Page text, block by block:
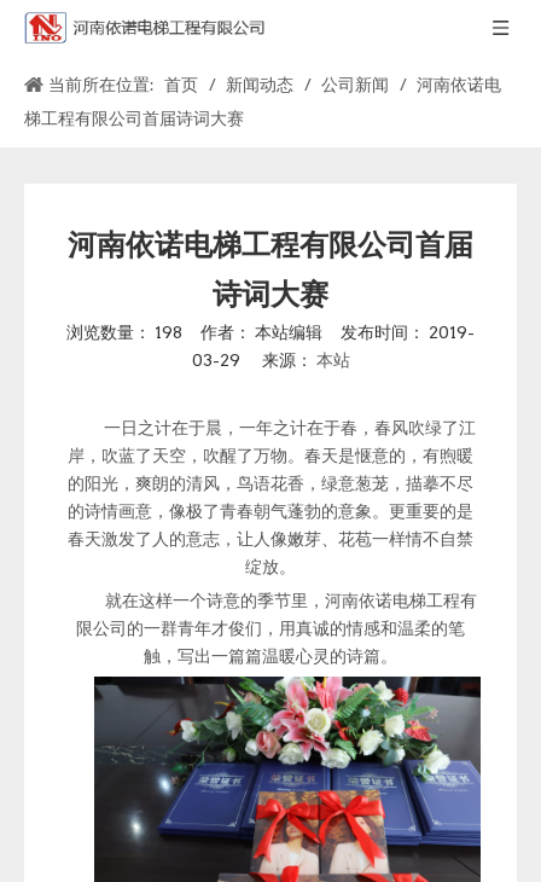
当前所在位置: 首页 / 新闻动态 / 公司新闻 / 河南依诺电
梯工程有限公司首届诗词大赛
河南依诺电梯工程有限公司首届
诗词大赛
浏览数量： 198 作者： 本站编辑 发布时间： 2019-
03-29 来源： 本站
一日之计在于晨，一年之计在于春， 春风吹绿了江
岸，吹蓝了天空，吹醒了万物。春天是惬意的，有煦暖
的阳光，爽朗的清风，鸟语花香，绿意葱茏，描摹不尽
的诗情画意，像极了青春朝气蓬勃的意象。更重要的是
春天激发了人的意志，让人像嫩芽、花苞一样情不自禁
绽放。
就在这样一个诗意的季节里，河南依诺电梯工程有
限公司的一群青年才俊们，用真诚的情感和温柔的笔
触，写出一篇篇温暖心灵的诗篇。